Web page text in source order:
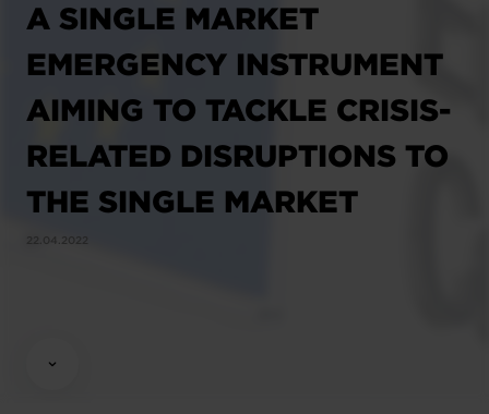
A SINGLE MARKET
EMERGENCY INSTRUMENT
AIMING TO TACKLE CRISIS-
RELATED DISRUPTIONS TO
THE SINGLE MARKET
22.04.2022